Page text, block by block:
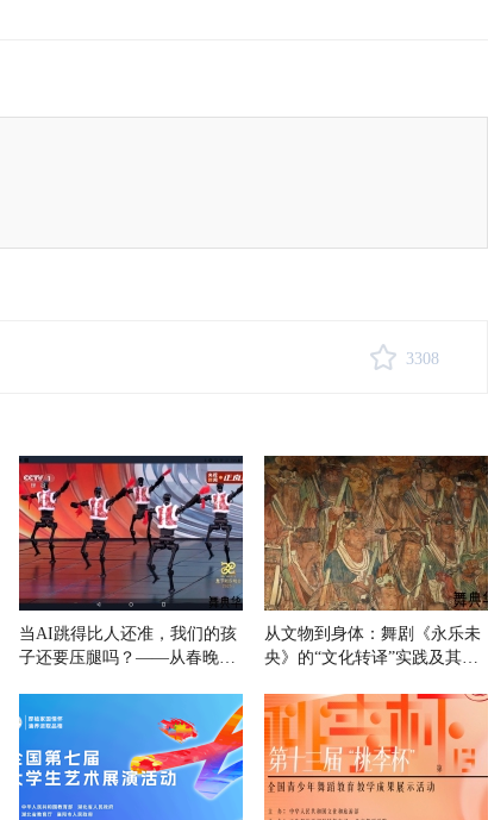
3308
当AI跳得比人还准，我们的孩
子还要压腿吗？——从春晚机
从文物到身体：舞剧《永乐未
央》的“文化转译”实践及其历